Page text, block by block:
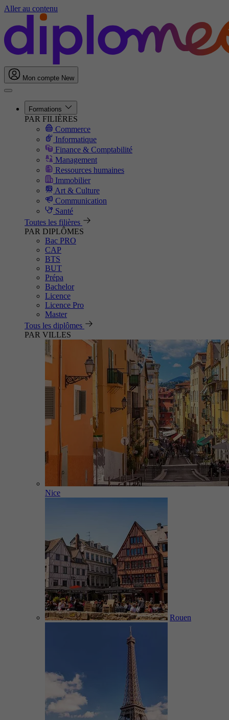
Aller au contenu
Mon compte New
Formations
PAR FILIÈRES
Commerce
Informatique
Finance & Comptabilité
Management
Ressources humaines
Immobilier
Art & Culture
Communication
Santé
Toutes les filières
PAR DIPLÔMES
Bac PRO
CAP
BTS
BUT
Prépa
Bachelor
Licence
Licence Pro
Master
Tous les diplômes
PAR VILLES
Nice
Rouen